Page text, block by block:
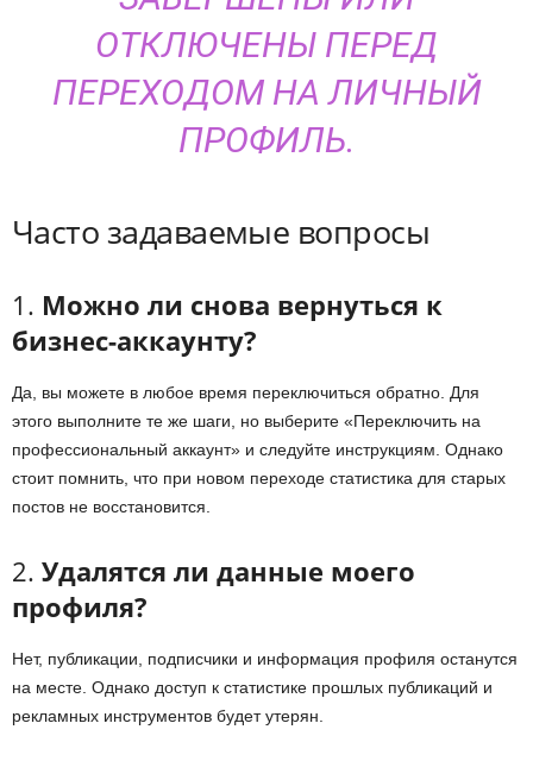
ОТКЛЮЧЕНЫ ПЕРЕД
ПЕРЕХОДОМ НА ЛИЧНЫЙ
ПРОФИЛЬ.
Часто задаваемые вопросы
1. Можно ли снова вернуться к
бизнес-аккаунту?
Да, вы можете в любое время переключиться обратно. Для
этого выполните те же шаги, но выберите «Переключить на
профессиональный аккаунт» и следуйте инструкциям. Однако
стоит помнить, что при новом переходе статистика для старых
постов не восстановится.
2. Удалятся ли данные моего
профиля?
Нет, публикации, подписчики и информация профиля останутся
на месте. Однако доступ к статистике прошлых публикаций и
рекламных инструментов будет утерян.